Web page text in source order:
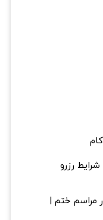
رزرو
مراسم ختم |